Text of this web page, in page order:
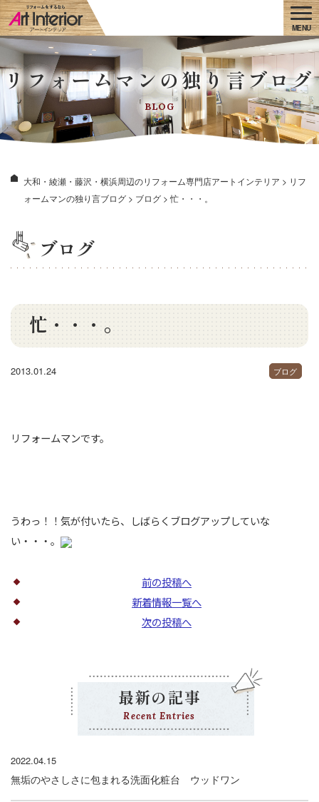
リフォームマンの独り言ブログ
BLOG
大和・綾瀬・藤沢・横浜周辺のリフォーム専門店アートインテリア > リフ
ォームマンの独り言ブログ > ブログ >忙・・・。
ブログ
忙・・・。
2013.01.24 ブログ
リフォームマンです。
うわっ！！気が付いたら、しばらくブログアップしていな
い・・・。
前の投稿へ
新着情報一覧へ
次の投稿へ
最新の記事
Recent Entries
2022.04.15
無垢のやさしさに包まれる洗面化粧台 ウッドワン